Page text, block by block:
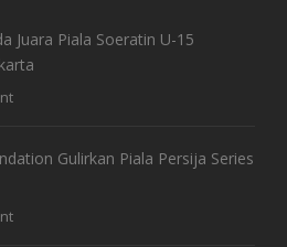
Juara Piala Soeratin U-15
Gulirkan Piala Persija Series